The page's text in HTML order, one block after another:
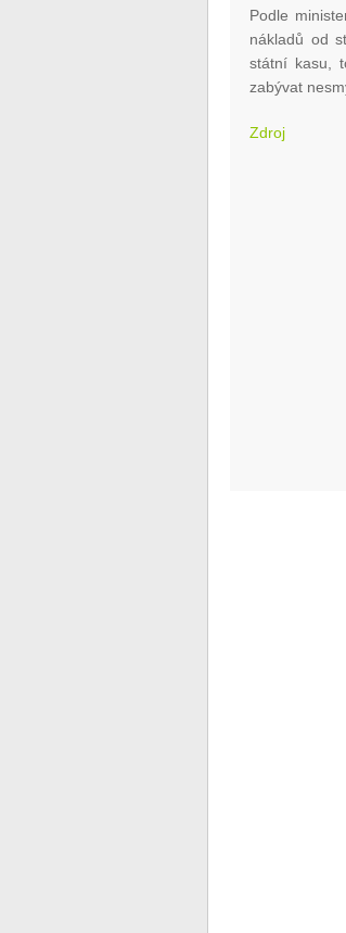
Podle
nákladů od
státní kasu,
zabývat
Zdroj